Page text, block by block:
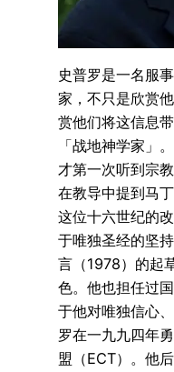
史普罗是一名服
家，不只是欣赏
赏他们将这信息
「战地神学家」
才第一次听到宗
在教导中提到马
这位十六世纪的
于唯独圣经的坚
言（1978）的起
色。他也担任过
于他对唯独信心
罗在一九九四年
盟（ECT）。他